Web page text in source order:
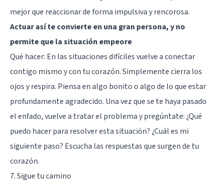
mejor que reaccionar de forma impulsiva y rencorosa.
Actuar así te convierte en una gran persona, y no
permite que la situación empeore
Qué hacer: En las situaciones difíciles vuelve a conectar
contigo mismo y con tu corazón. Simplemente cierra los
ojos y respira. Piensa en algo bonito o algo de lo que estar
profundamente agradecido. Una vez que se te haya pasado
el enfado, vuelve a tratar el problema y pregúntate: ¿Qué
puedo hacer para resolver esta situación? ¿Cuál es mi
siguiente paso? Escucha las respuestas que surgen de tu
corazón.
7. Sigue tu camino